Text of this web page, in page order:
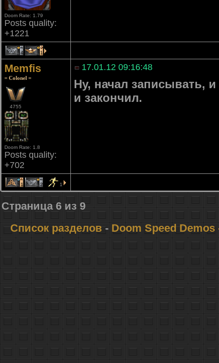
Doom Rate: 1.79
Posts quality:
+1221
4 1
Memfis
= Colonel =
4755
Doom Rate: 1.8
Posts quality:
+702
17.01.12 09:16:48
Ну, начал записывать,
и закончил.
1 2 1
Страница6 из 9
Список разделов- Doom Speed Demos